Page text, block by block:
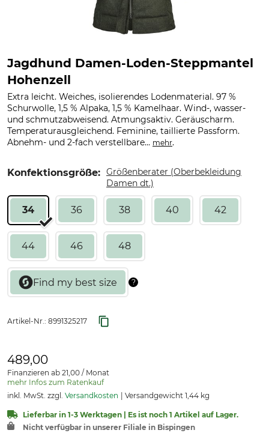
Jagdhund Damen-Loden-Steppmantel
Hohenzell
Extra leicht. Weiches, isolierendes Lodenmaterial. 97 %
Schurwolle, 1,5 % Alpaka, 1,5 % Kamelhaar. Wind-, wasser-
und schmutzabweisend. Atmungsaktiv. Geräuscharm.
Temperaturausgleichend. Feminine, taillierte Passform.
Abnehm- und 2-fach verstellbare... mehr.
Konfektionsgröße: Größenberater (Oberbekleidung
Damen dt.)
34 36 38 40 42
44 46 48
Artikel-Nr.: 8991325217
489,00
Finanzieren ab 21,00 / Monat
mehr Infos zum Ratenkauf
inkl. MwSt. zzgl. Versandkosten Versandgewicht 1,44 kg
Lieferbar in 1-3 Werktagen | Es ist noch 1 Artikel auf Lager.
Nicht verfügbar in unserer Filiale in Bispingen